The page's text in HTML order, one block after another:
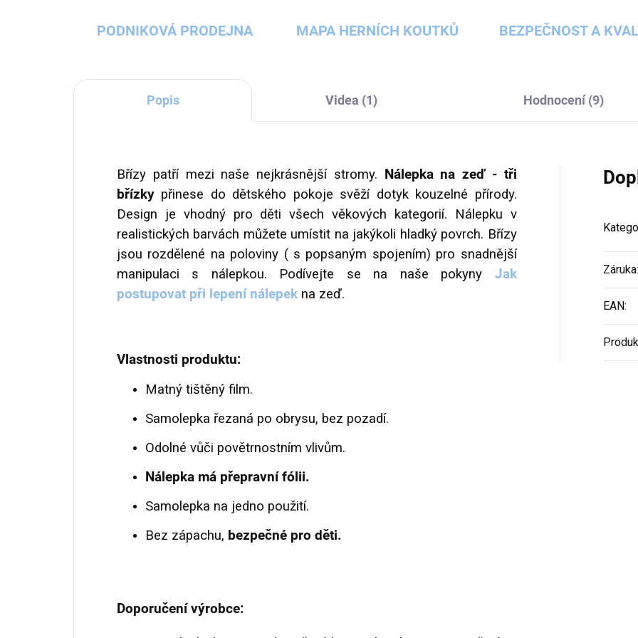
PODNIKOVÁ PRODEJNA MAPA HERNÍCH KOUTKŮ BEZPEČNOST A
Popis Videa (1) Hodnocení (9)
Břízy patří mezi naše nejkrásnější stromy. Nálepka na zeď - tři
břízky přinese do dětského pokoje svěží dotyk kouzelné přírody.
Design je vhodný pro děti všech věkových kategorií.
Nálepku v
realistických barvách můžete umístit na jakýkoli hladký povrch. Břízy
jsou rozdělené na poloviny ( s popsaným spojením) pro snadnější
manipulaci s nálepkou. Podívejte se na naše pokyny Jak
postupovat při lepení nálepek na zeď.
Vlastnosti produktu:
Matný tištěný film.
Samolepka řezaná po obrysu, bez pozadí.
Odolné vůči povětrnostním vlivům.
Nálepka má přepravní fólii.
Samolepka na jedno použití.
Bez zápachu, bezpečné pro děti.
Doporučení výrobce:
Záruka:
EAN: